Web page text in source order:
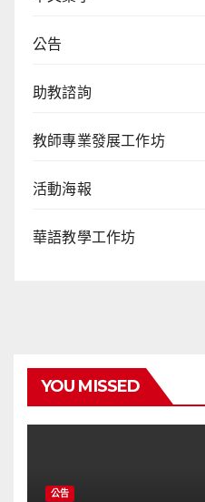
公告
助教諮詢
教師專業發展工作坊
活動海報
華語教學工作坊
YOU MISSED
公告